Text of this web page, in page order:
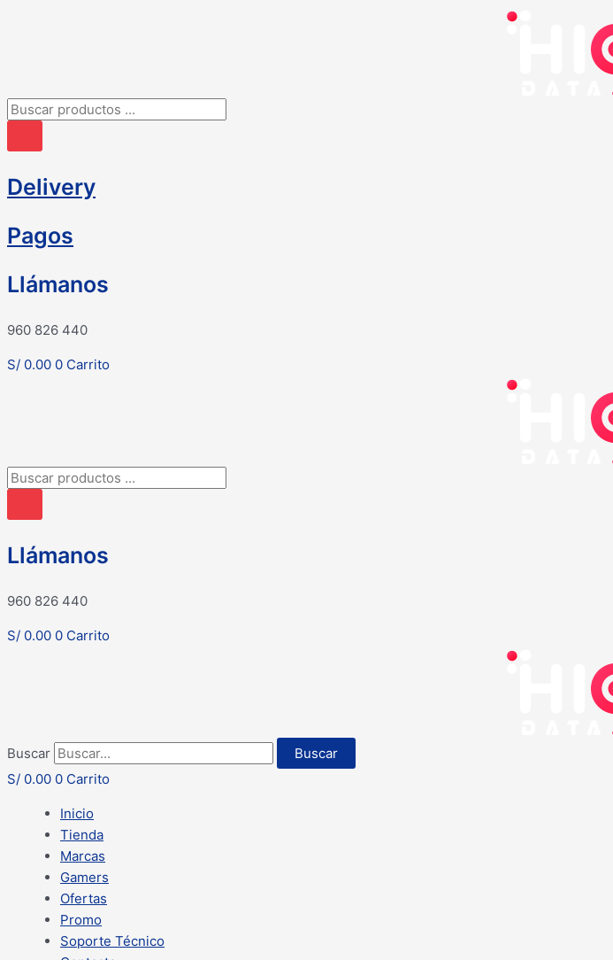
Búsqueda
productos
Delivery
Pagos
Llámanos
960 826 440
S/ 0.00 0 Carrito
Búsqueda
productos
Llámanos
960 826 440
S/ 0.00 0 Carrito
Buscar
Buscar
S/ 0.00 0 Carrito
Inicio
Tienda
Marcas
Gamers
Ofertas
Promo
Soporte Técnico